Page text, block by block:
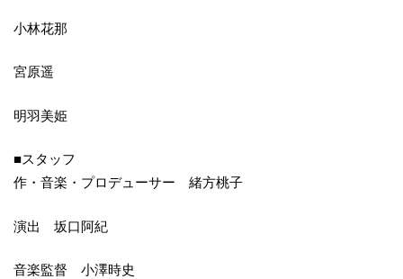
小林花那
宮原遥
明羽美姫
■スタッフ
作・音楽・プロデューサー 緒方桃子
演出 坂口阿紀
音楽監督 小澤時史